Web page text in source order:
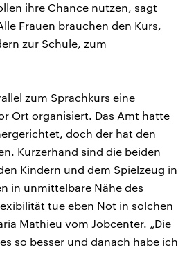
ihre Chance nutzen, sagt
Frauen brauchen den Kurs,
zur Schule, zum
zum Sprachkurs eine
Ort organisiert. Das Amt hatte
doch der hat den
Kurzerhand sind die beiden
Kindern und dem Spielzeug in
in unmittelbare Nähe des
tue eben Not in solchen
Mathieu vom Jobcenter. „Die
so besser und danach habe ich